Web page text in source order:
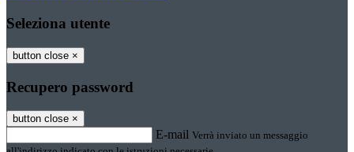
Seleziona utente
button close ×
Recupero password
button close ×
E-mail Verrà inviato un messaggio